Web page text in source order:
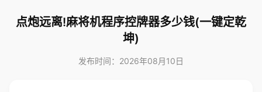
点炮远离!麻将机程序控牌器多少钱(一键定乾
坤)
发布时间：2026年08月10日